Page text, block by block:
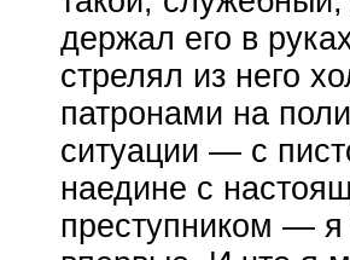
держал его в
стрелял из него
патронами на
ситуации — с
наедине с
преступником — я